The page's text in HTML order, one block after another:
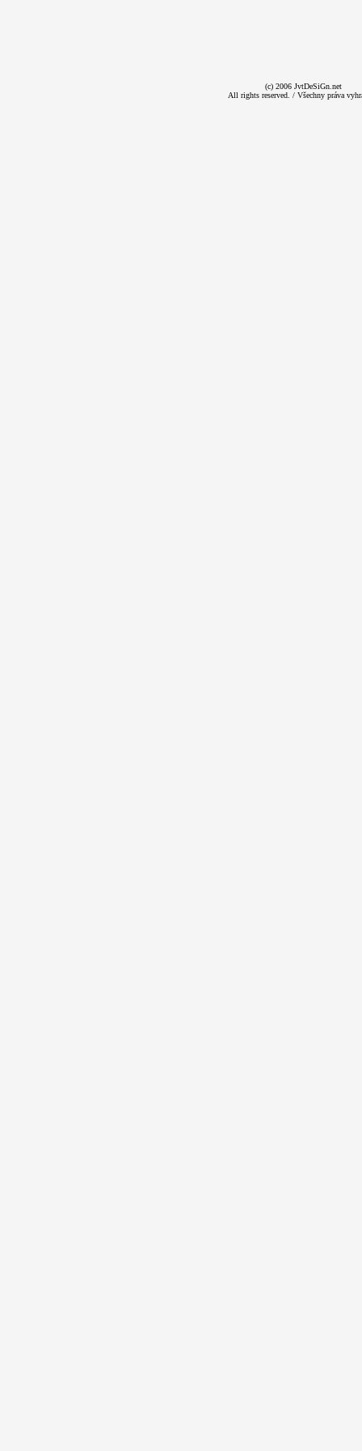
(c) 2006 JvtDeSiGn.net
All rights reserved. / Všechny práva